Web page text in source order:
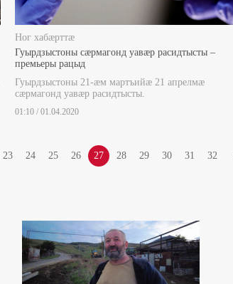
Ног хабæрттæ
Гуырдзыстоны сæрмагонд уавæр расидтысты –
премьеры рацыд
Гуырдзыстоны 21-æм мартъийæ 21 апрелмæ
сæрмагонд уавæр расидтысты.
01:10 / 01.04.2020
23 24 25 26 27 28 29 30 31 32